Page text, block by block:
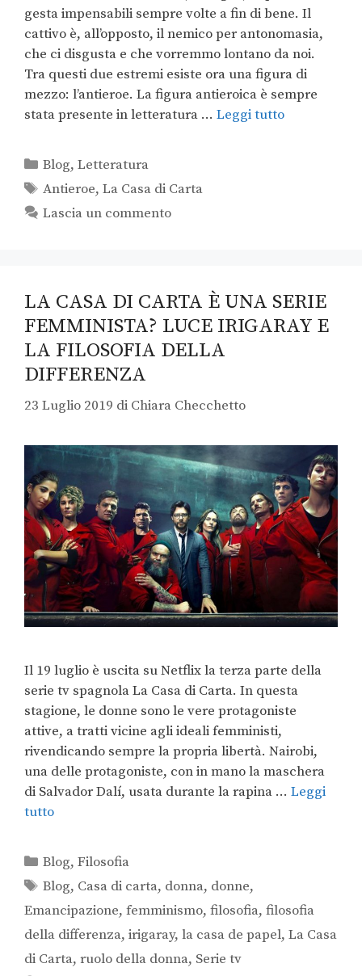
gesta impensabili sempre volte a fin di bene. Il
cattivo è, all’opposto, il nemico per antonomasia,
che ci disgusta e che vorremmo lontano da noi.
Tra questi due estremi esiste ora una figura di
mezzo: l’antieroe. La figura antieroica è sempre
stata presente in letteratura … Leggi tutto
Blog,Letteratura
Antieroe,La Casa di Carta
Lascia un commento
LA CASA DI CARTA È UNA SERIE
FEMMINISTA? LUCE IRIGARAY E
LA FILOSOFIA DELLA
DIFFERENZA
23 Luglio 2019 di Chiara Checchetto
Il 19 luglio è uscita su Netflix la terza parte della
serie tv spagnola La Casa di Carta. In questa
stagione, le donne sono le vere protagoniste
attive, a tratti vicine agli ideali femministi,
rivendicando sempre la propria libertà. Nairobi,
una delle protagoniste, con in mano la maschera
di Salvador Dalí, usata durante la rapina … Leggi
tutto
Blog,Filosofia
Blog, Casa di carta, donna, donne,
Emancipazione, femminismo, filosofia, filosofia
della differenza, irigaray, la casa de papel, La Casa
di Carta, ruolo della donna, Serie tv